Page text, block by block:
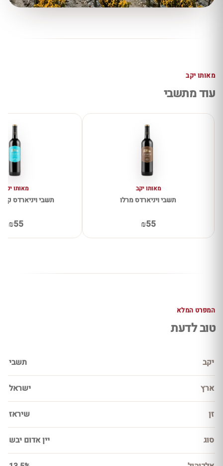
מאותו יקב
עוד מתשבי
מאותו יקב
תשבי ויניארדס מרלו
₪55
מאותו יקב
תשבי ויניארדס
₪55
המפרט המלא
טוב לדעת
יקב תשבי
ארץ ישראל
זן שיראז
סוג יין אדום יבש